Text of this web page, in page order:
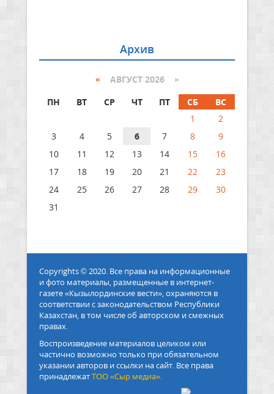
Архив
« АВГУСТ 2026 »
ПН
ВТ СР ЧТ ПТ СБ
ВС
1
2
3
4 5 6 7 8
9
10
11 12 13 14 15
16
17
18 19 20 21 22
23
24
25 26 27 28 29
30
31
Copyrights © 2020. Все права на информационные
и фото материалы, размещенные в интернет-
газете «Кызылординские вести», охраняются в
соответствии с законодательством Республики
Казахстан, в том числе об авторском и смежных
правах.
Воспроизведение материалов целиком или
частично возможно только при обязательном
указании авторов и ссылки на сайт. Все права
принадлежатТОО «Сыр медиа».